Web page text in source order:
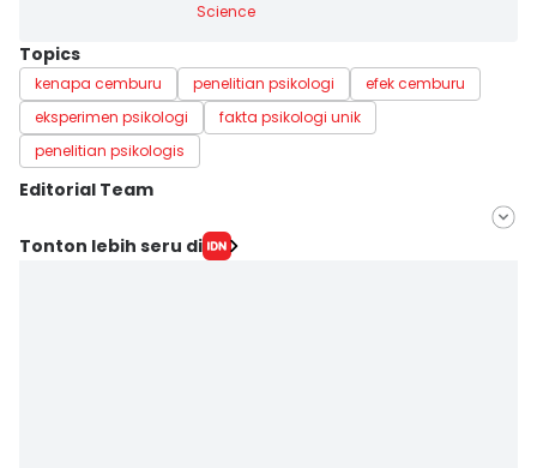
Science
Topics
kenapa cemburu penelitian psikologi
efek cemburu
eksperimen psikologi
fakta psikologi unik
penelitian psikologis
Editorial Team
Editor
Tonton lebih seru di